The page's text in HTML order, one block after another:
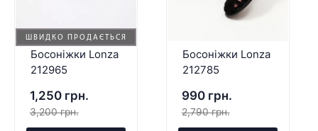
ШВИДКО ПРОДАЄТЬСЯ
Босоніжки Lonza
212965
1,250 грн.
3,200 грн.
Босоніжки Lonza
212785
990 грн.
2,790 грн.